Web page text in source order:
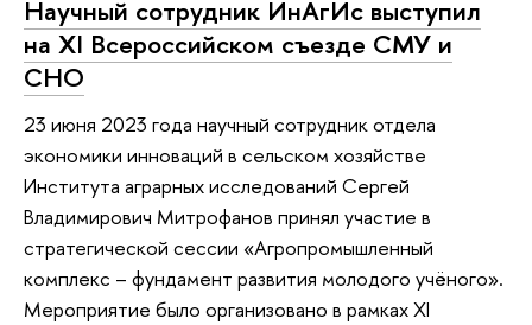
Научный сотрудник ИнАгИс выступил
на XI Всероссийском съезде СМУ и
СНО
23 июня 2023 года научный сотрудник отдела
экономики инноваций в сельском хозяйстве
Института аграрных исследований Сергей
Владимирович Митрофанов принял участие в
стратегической сессии «Агропромышленный
комплекс – фундамент развития молодого учёного».
Мероприятие было организовано в рамках XI